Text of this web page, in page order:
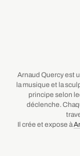
Arnaud Quercy est
la musique et la
principe selon
déclenche.
Il crée et expose à